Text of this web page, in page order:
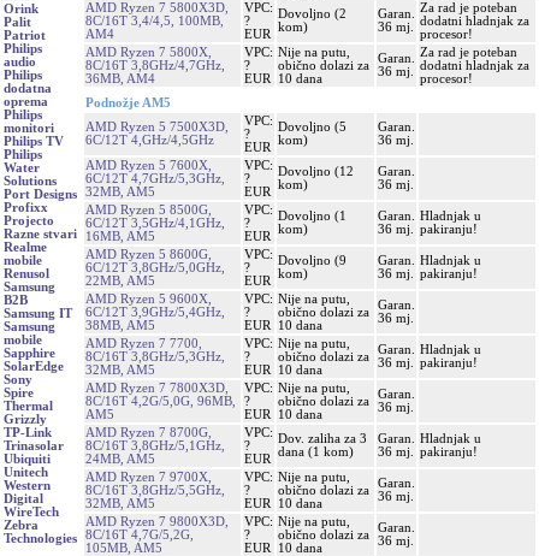
Orink
Palit
Patriot
Philips
audio
Philips
dodatna
oprema
Philips
monitori
Philips TV
Philips
Water
Solutions
Port Designs
Profixx
Projecto
Razne stvari
Realme
mobile
Renusol
Samsung
B2B
Samsung IT
Samsung
mobile
Sapphire
SolarEdge
Sony
Spire
Thermal
Grizzly
TP-Link
Trinasolar
Ubiquiti
Unitech
Western
Digital
WireTech
Zebra
Technologies
AMD Ryzen 7 5800X3D,
8C/16T 3,4/4,5, 100MB,
AM4
VPC:
?
EUR
Dovoljno (2
kom)
Garan.
36 mj.
Za rad je poteban
dodatni hladnjak za
procesor!
AMD Ryzen 7 5800X,
8C/16T 3,8GHz/4,7GHz,
36MB, AM4
VPC:
?
EUR
Nije na putu,
obično dolazi za
10 dana
Garan.
36 mj.
Za rad je poteban
dodatni hladnjak za
procesor!
Podnožje AM5
AMD Ryzen 5 7500X3D,
6C/12T 4,GHz/4,5GHz
VPC:
?
EUR
Dovoljno (5
kom)
Garan.
36 mj.
AMD Ryzen 5 7600X,
6C/12T 4,7GHz/5,3GHz,
32MB, AM5
VPC:
?
EUR
Dovoljno (12
kom)
Garan.
36 mj.
AMD Ryzen 5 8500G,
6C/12T 3,5GHz/4,1GHz,
16MB, AM5
VPC:
?
EUR
Dovoljno (1
kom)
Garan.
36 mj.
Hladnjak u
pakiranju!
AMD Ryzen 5 8600G,
6C/12T 3,8GHz/5,0GHz,
22MB, AM5
VPC:
?
EUR
Dovoljno (9
kom)
Garan.
36 mj.
Hladnjak u
pakiranju!
AMD Ryzen 5 9600X,
6C/12T 3,9GHz/5,4GHz,
38MB, AM5
VPC:
?
EUR
Nije na putu,
obično dolazi za
10 dana
Garan.
36 mj.
AMD Ryzen 7 7700,
8C/16T 3,8GHz/5,3GHz,
32MB, AM5
VPC:
?
EUR
Nije na putu,
obično dolazi za
10 dana
Garan.
36 mj.
Hladnjak u
pakiranju!
AMD Ryzen 7 7800X3D,
8C/16T 4,2G/5,0G, 96MB,
AM5
VPC:
?
EUR
Nije na putu,
obično dolazi za
10 dana
Garan.
36 mj.
AMD Ryzen 7 8700G,
8C/16T 3,8GHz/5,1GHz,
24MB, AM5
VPC:
?
EUR
Dov. zaliha za 3
dana (1 kom)
Garan.
36 mj.
Hladnjak u
pakiranju!
AMD Ryzen 7 9700X,
8C/16T 3,8GHz/5,5GHz,
32MB, AM5
VPC:
?
EUR
Nije na putu,
obično dolazi za
10 dana
Garan.
36 mj.
AMD Ryzen 7 9800X3D,
8C/16T 4,7G/5,2G,
105MB, AM5
VPC:
?
EUR
Nije na putu,
obično dolazi za
10 dana
Garan.
36 mj.